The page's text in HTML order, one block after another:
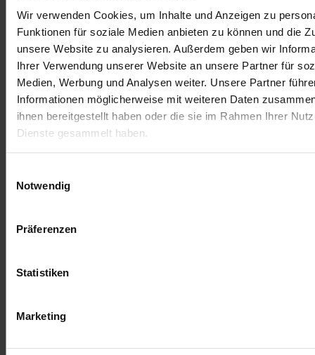
Wir verwenden Cookies, um Inhalte und Anzeigen zu
Funktionen für soziale Medien anbieten zu können und die
unsere Website zu analysieren. Außerdem geben wir
Ihrer Verwendung unserer Website an unsere Partner für
Medien, Werbung und Analysen weiter. Unsere Partner
Informationen möglicherweise mit weiteren Daten
ihnen bereitgestellt haben oder die sie im Rahmen Ihrer
Dienste gesammelt haben.
Notwendig
Präferenzen
Statistiken
Marketing